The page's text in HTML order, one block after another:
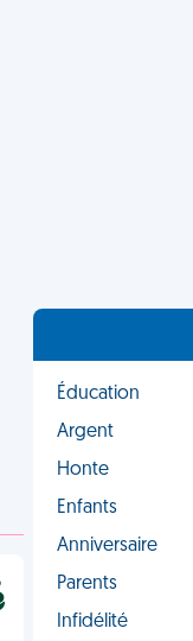
Éducation
Argent
Honte
Enfants
Anniversaire
Parents
Infidélité